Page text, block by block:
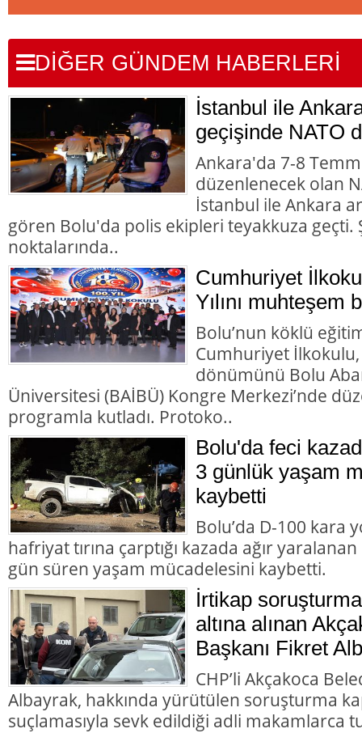
DİĞER GÜNDEM HABERLERİ
İstanbul ile
geçişinde NATO
Ankara'da 7-8
düzenlenecek olan
İstanbul ile Ankara
gören Bolu'da polis ekipleri teyakkuza geçti.
noktalarında..
Cumhuriyet
Yılını muhteşem
Bolu’nun köklü
Cumhuriyet
dönümünü Bolu
Üniversitesi (BAİBÜ) Kongre Merkezi’nde
programla kutladı. Protoko..
Bolu'da feci
3 günlük yaşam
kaybetti
Bolu’da D-100 kara
hafriyat tırına çarptığı kazada ağır
gün süren yaşam mücadelesini kaybetti.
İrtikap
altına alınan
Başkanı Fikret
CHP’li Akçakoca
Albayrak, hakkında yürütülen soruşturma
suçlamasıyla sevk edildiği adli makamlarca